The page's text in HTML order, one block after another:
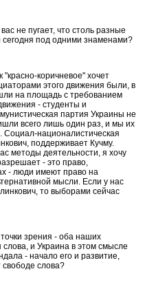
не пугает, что столь разные
сегодня под одними знаменами?
коричневое" хочет
этого движения были, в
на площадь с требованием
- студенты и
партия Украины не
всего лишь один раз, и мы их
националистическая
поддерживает Кучму.
методы деятельности, я хочу
- это право,
- люди имеют право на
мысли. Если у нас
то выборами сейчас
зрения - оба наших
и Украина в этом смысле
- начало его и развитие,
свободе слова?